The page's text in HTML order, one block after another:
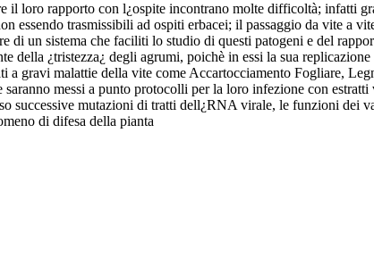
il loro rapporto con l¿ospite incontrano molte difficoltà; infatti
essendo trasmissibili ad ospiti erbacei; il passaggio da vite a
un sistema che faciliti lo studio di questi patogeni e del
della ¿tristezza¿ degli agrumi, poichè in essi la sua
gravi malattie della vite come Accartocciamento Fogliare,
saranno messi a punto protocolli per la loro infezione con
successive mutazioni di tratti dell¿RNA virale, le funzioni dei
di difesa della pianta